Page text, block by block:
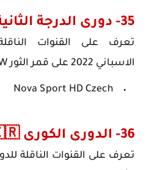
35- دورى الدرجة الثانية الفرنسي 🇫🇷
تعرف على القنوات
الاسباني
على قمر الثور 8W
Nova Sport HD Czech
36- الدورى الكورى 🇰🇷
تعرف على القنوات الناقلة لل